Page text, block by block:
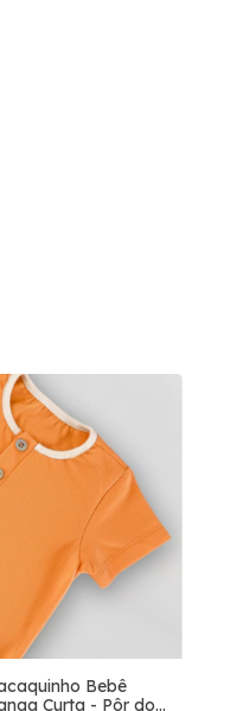
Bebê
Curta - Pôr do